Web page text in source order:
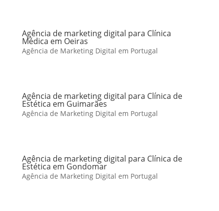
Agência de marketing digital para Clínica
Médica em Oeiras
Agência de Marketing Digital em Portugal
Agência de marketing digital para Clínica de
Estética em Guimarães
Agência de Marketing Digital em Portugal
Agência de marketing digital para Clínica de
Estética em Gondomar
Agência de Marketing Digital em Portugal